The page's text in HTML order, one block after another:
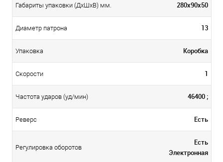
Габариты упаковки (ДхШхВ) мм. 280х90х50
Диаметр патрона 13
Упаковка Коробка
Скорости 1
Частота ударов (уд/мин) 46400 ;
Реверс Есть
Регулировка оборотов
Есть
Электронная